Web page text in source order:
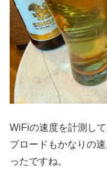
WiFiの速度を計測し
プロードもかなりの
ったですね。